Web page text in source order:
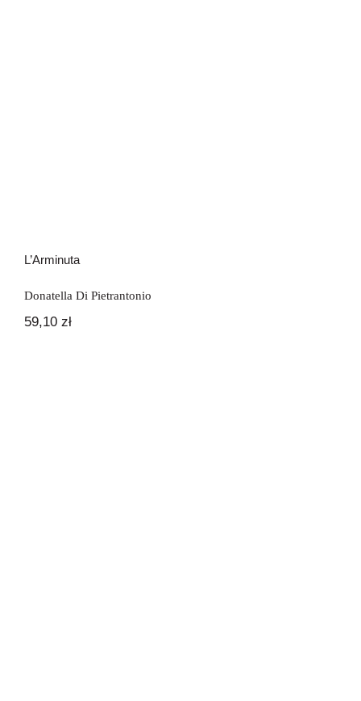
L’Arminuta
Donatella Di Pietrantonio
59,10 zł